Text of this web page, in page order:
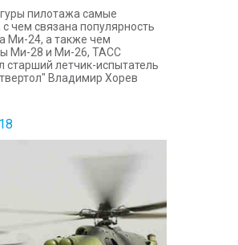
пилотажа самые
чем связана популярность
Ми-24, а также чем
Ми-28 и Ми-26, ТАСС
старший летчик-испытатель
Владимир Хорев